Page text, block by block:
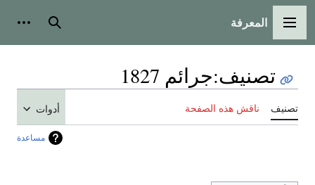
القائمة الرئيسية
المعرفة بحث
تصنيف:جرائم 1827
تصنيف ناقش هذه الصفحة أدوات
مساعدة